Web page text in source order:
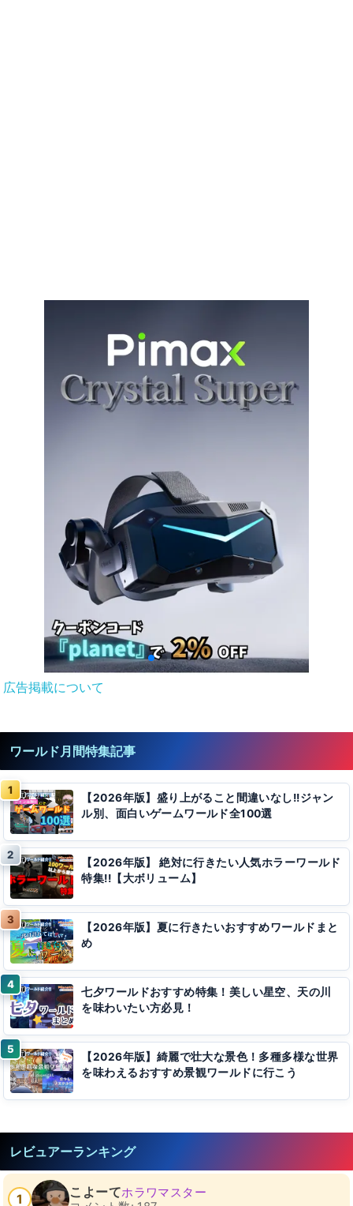
広告掲載について
ワールド月間特集記事
【2026年版】盛り上がること間違いなし!!ジャン
ル別、面白いゲームワールド全100選
【2026年版】 絶対に行きたい人気ホラーワールド
特集!!【大ボリューム】
【2026年版】夏に行きたいおすすめワールドまと
め
七夕ワールドおすすめ特集！美しい星空、天の川
を味わいたい方必見！
【2026年版】綺麗で壮大な景色！多種多様な世界
を味わえるおすすめ景観ワールドに行こう
レビュアーランキング
1 こよーてホラワマスター